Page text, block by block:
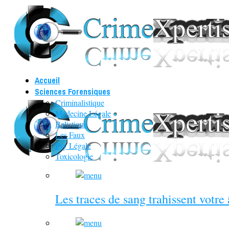
Accueil
Sciences Forensiques
Criminalistique
Médecine Légale
Balistique
Les Faux
Psy Légale
Toxicologie
Les traces de sang trahissent votre